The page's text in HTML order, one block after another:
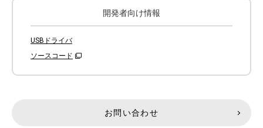
開発者向け情報
USBドライバ
ソースコード
お問い合わせ